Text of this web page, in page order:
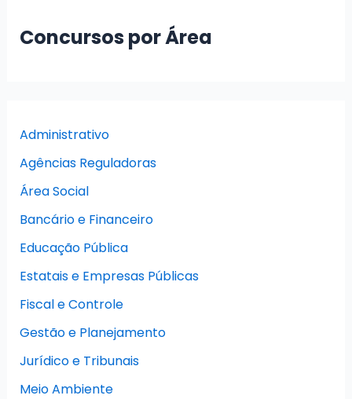
Concursos por Área
Administrativo
Agências Reguladoras
Área Social
Bancário e Financeiro
Educação Pública
Estatais e Empresas Públicas
Fiscal e Controle
Gestão e Planejamento
Jurídico e Tribunais
Meio Ambiente